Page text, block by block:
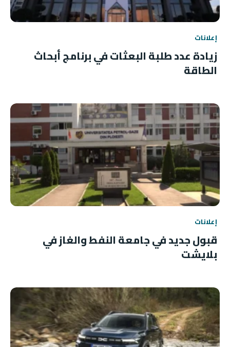
إعلانات
زيادة عدد طلبة البعثات في برنامج أبحاث
الطاقة
إعلانات
قبول جديد في جامعة النفط والغاز في
بلايشت